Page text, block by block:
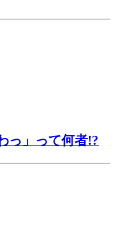
っ」って何者!?